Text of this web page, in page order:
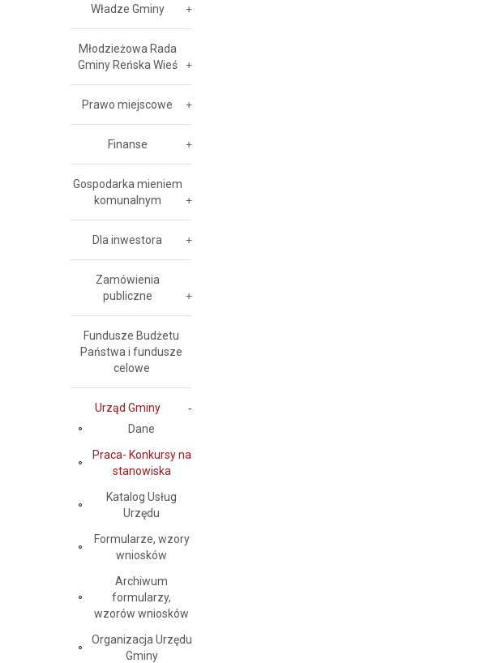
Władze Gminy
Młodzieżowa Rada
Gminy Reńska Wieś
Prawo miejscowe
Finanse
Gospodarka mieniem
komunalnym
Dla inwestora
Zamówienia
publiczne
Fundusze Budżetu
Państwa i fundusze
celowe
Urząd Gminy
Dane
Praca- Konkursy na
stanowiska
Katalog Usług
Urzędu
Formularze, wzory
wniosków
Archiwum
formularzy,
wzorów wniosków
Organizacja Urzędu
Gminy